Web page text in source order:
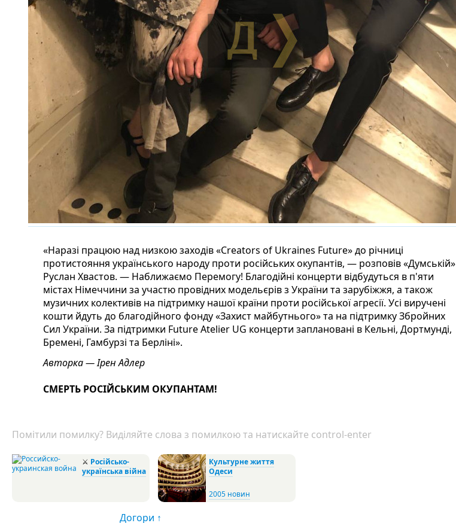
«Наразі працюю над низкою заходів «Creators of Ukraines Future» до річниці
протистояння українського народу проти російських окупантів, — розповів «Думській»
Руслан Хвастов. — Наближаємо Перемогу! Благодійні концерти відбудуться в п'яти
містах Німеччини за участю провідних модельєрів з України та зарубіжжя, а також
музичних колективів на підтримку нашої країни проти російської агресії. Усі виручені
кошти йдуть до благодійного фонду «Захист майбутнього» та на підтримку Збройних
Сил України. За підтримки Future Atelier UG концерти заплановані в Кельні, Дортмунді,
Бремені, Гамбурзі та Берліні».
Авторка — Ірен Адлер
СМЕРТЬ РОСІЙСЬКИМ ОКУПАНТАМ!
Помітили помилку? Виділяйте слова з помилкою та натискайте control-enter
⚔ Російсько-
українська війна
Культурне життя
Одеси
2005 новин
Догори ↑